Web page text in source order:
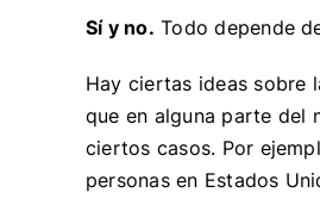
Sí y no. Todo depende
Hay ciertas ideas sobre
que en alguna parte del
ciertos casos. Por
personas en Estados